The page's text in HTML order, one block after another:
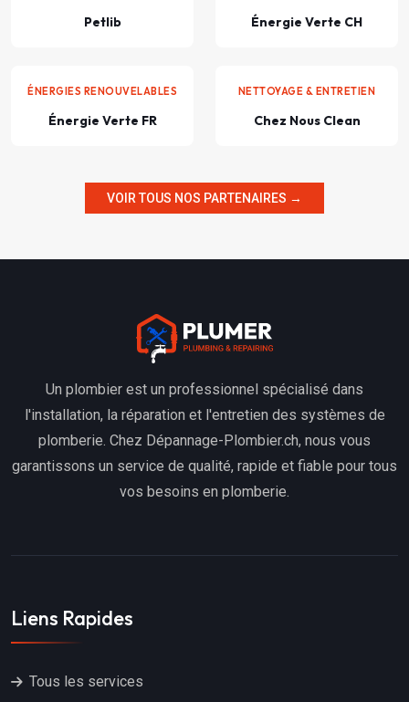
Petlib Énergie Verte CH
ÉNERGIES RENOUVELABLES
Énergie Verte FR
NETTOYAGE & ENTRETIEN
Chez Nous Clean
VOIR TOUS NOS PARTENAIRES →
Un plombier est un professionnel spécialisé dans
l'installation, la réparation et l'entretien des systèmes de
plomberie. Chez Dépannage-Plombier.ch, nous vous
garantissons un service de qualité, rapide et fiable pour tous
vos besoins en plomberie.
Liens Rapides
Tous les services